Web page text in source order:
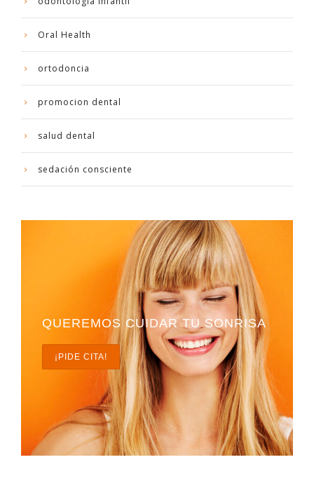
Oral Health
ortodoncia
promocion dental
salud dental
sedación consciente
QUEREMOS CUIDAR TU SONRISA
¡PIDE CITA!